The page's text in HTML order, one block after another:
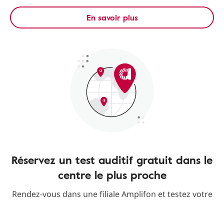
En savoir plus
Réservez un test auditif gratuit dans le
centre le plus proche
Rendez-vous dans une filiale Amplifon et testez votre